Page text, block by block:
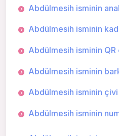
Abdülmesih isminin
Abdülmesih isminin
Abdülmesih isminin QR
Abdülmesih isminin
Abdülmesih isminin çivi
Abdülmesih isminin